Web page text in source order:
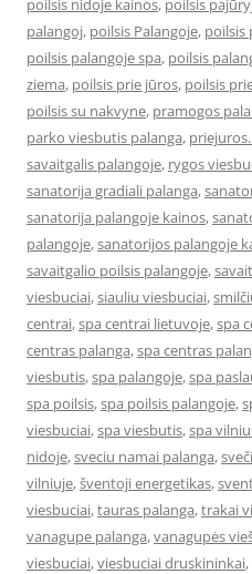
poilsis nidoje kainos, poilsis
palangoj, poilsis Palangoje, poilsis
poilsis palangoje spa, poilsis
ziema, poilsis prie jūros, poilsis
poilsis su nakvyne, pramogos
parko viesbutis palanga,
savaitgalis palangoje, rygos
sanatorija gradiali palanga,
sanatorija palangoje kainos,
palangoje,sanatorijos palangoje
savaitgalio poilsis palangoje,
viesbuciai,siauliu viesbuciai,
centrai,spa centrai lietuvoje,spa
centras palanga,spa centras
viesbutis,spa palangoje,spa
spa poilsis,spa poilsis palangoje,
viesbuciai,spa viesbutis,spa
nidoje,sveciu namai palanga,
vilniuje,šventoji energetikas,
viesbuciai,tauras palanga,trakai
vanagupe palanga,vanagupės
viesbuciai,viesbuciai druskininkai,